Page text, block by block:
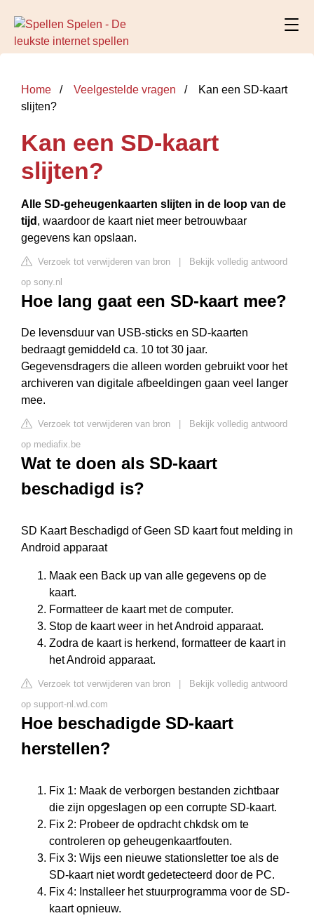
Home Veelgestelde vragen
Kan een SD-kaart
slijten?
Kan een SD-kaart
slijten?
Alle SD-geheugenkaarten slijten in de loop van de
tijd , waardoor de kaart niet meer betrouwbaar
gegevens kan opslaan.
Verzoek tot verwijderen van bron
Bekijk volledig antwoord
op sony.nl
Hoe lang gaat een SD-kaart mee?
De levensduur van USB-sticks en SD-kaarten
bedraagt gemiddeld ca. 10 tot 30 jaar.
Gegevensdragers die alleen worden gebruikt voor het
archiveren van digitale afbeeldingen gaan veel langer
mee.
Verzoek tot verwijderen van bron
Bekijk volledig antwoord
op mediafix.be
Wat te doen als SD-kaart
beschadigd is?
SD Kaart Beschadigd of Geen SD kaart fout melding in
Android apparaat
Maak een Back up van alle gegevens op de
kaart.
Formatteer de kaart met de computer.
Stop de kaart weer in het Android apparaat.
Zodra de kaart is herkend, formatteer de kaart in
het Android apparaat.
Verzoek tot verwijderen van bron
Bekijk volledig antwoord
op support-nl.wd.com
Hoe beschadigde SD-kaart
herstellen?
Fix 1: Maak de verborgen bestanden zichtbaar
die zijn opgeslagen op een corrupte SD-kaart.
Fix 2: Probeer de opdracht chkdsk om te
controleren op geheugenkaartfouten.
Fix 3: Wijs een nieuwe stationsletter toe als de
SD-kaart niet wordt gedetecteerd door de PC.
Fix 4: Installeer het stuurprogramma voor de SD-
kaart opnieuw.